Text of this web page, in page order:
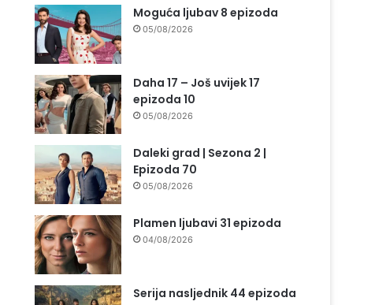
Moguća ljubav 8 epizoda
05/08/2026
Daha 17 – Još uvijek 17
epizoda 10
05/08/2026
Daleki grad | Sezona 2 |
Epizoda 70
05/08/2026
Plamen ljubavi 31 epizoda
04/08/2026
Serija nasljednik 44 epizoda